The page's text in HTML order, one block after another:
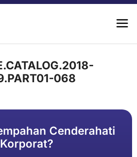
068
Cenderahati
Korporat?